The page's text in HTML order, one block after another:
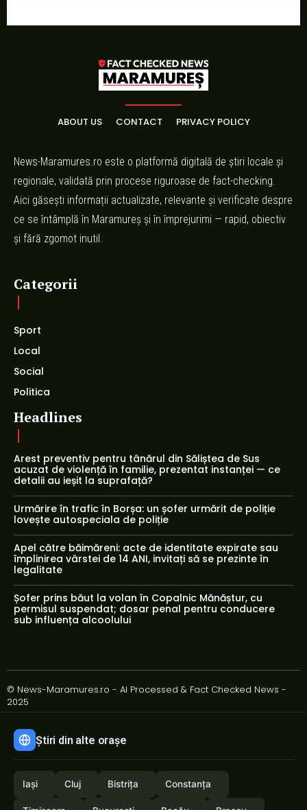
ABOUT US CONTACT PRIVACY POLICY
News-Maramures.ro este o platformă digitală de știri locale și
regionale, validată prin procese riguroase de fact-checking.
Aici găsești informații actualizate, relevante și verificate despre
ce se întâmplă în Maramureș și în împrejurimi — rapid, obiectiv
și fără zgomot inutil.
Categorii
Sport
Local
Social
Politica
Headlines
Arest preventiv pentru tânărul din Săliștea de Sus
acuzat de violență în familie, prezentat instanței — ce
detalii au ieșit la suprafață?
Urmărire în trafic în Borșa: un șofer urmărit de poliție
lovește autospeciala de poliție
Apel către băimăreni: acte de identitate expirate sau
împlinirea vârstei de 14 ANI, invitați să se prezinte în
legalitate
Șofer prins băut la volan în Copalnic Mănăștur, cu
permisul suspendat; dosar penal pentru conducere
sub influența alcoolului
© News-Maramures.ro - AI Processed & Fact Checked News -
2025
Știri din alte orașe
Iași Cluj Bistrița Constanța